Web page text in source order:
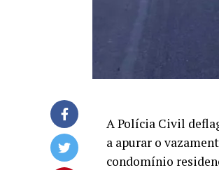
A Polícia Civil
a apurar o
condomínio